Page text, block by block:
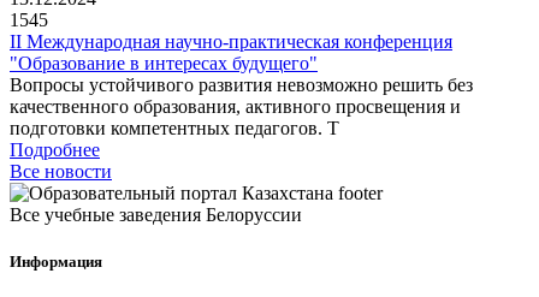
1545
II Международная научно-практическая конференция
"Образование в интересах будущего"
Вопросы устойчивого развития невозможно решить без
качественного образования, активного просвещения и
подготовки компетентных педагогов. Т
Подробнее
Все новости
Все учебные заведения Белоруссии
Информация